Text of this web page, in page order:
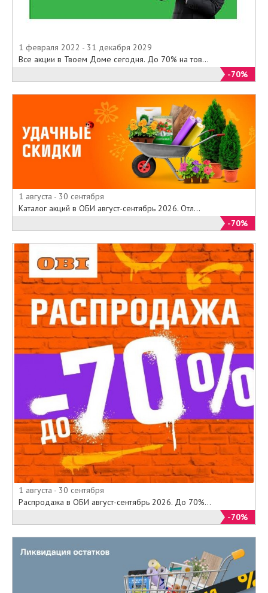
1 февраля 2022 - 31 декабря 2029
Все акции в Твоем Доме сегодня. До 70% на тов...
-70%
1 августа - 30 сентября
Каталог акций в ОБИ август-сентябрь 2026. Отл...
-70%
1 августа - 30 сентября
Распродажа в ОБИ август-сентябрь 2026. До 70%...
-70%